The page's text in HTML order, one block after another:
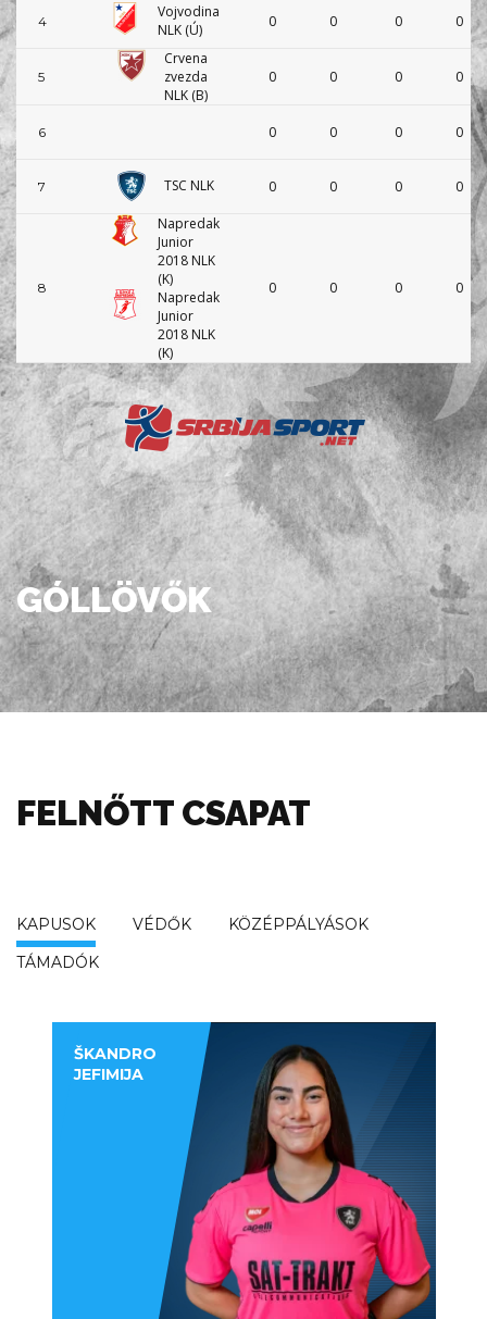
4
Vojvodina
NLK (Ú)
0 0 0 0
5
Crvena
zvezda
NLK (B)
0 0 0 0
6 0 0 0 0
7 TSC NLK 0 0 0 0
8
Napredak
Junior
2018 NLK
(K)
Napredak
Junior
2018 NLK
(K)
0 0 0 0
GÓLLÖVŐK
FELNŐTT CSAPAT
KAPUSOK VÉDŐK
KÖZÉPPÁLYÁSOK
TÁMADÓK
ŠKANDRO
JEFIMIJA